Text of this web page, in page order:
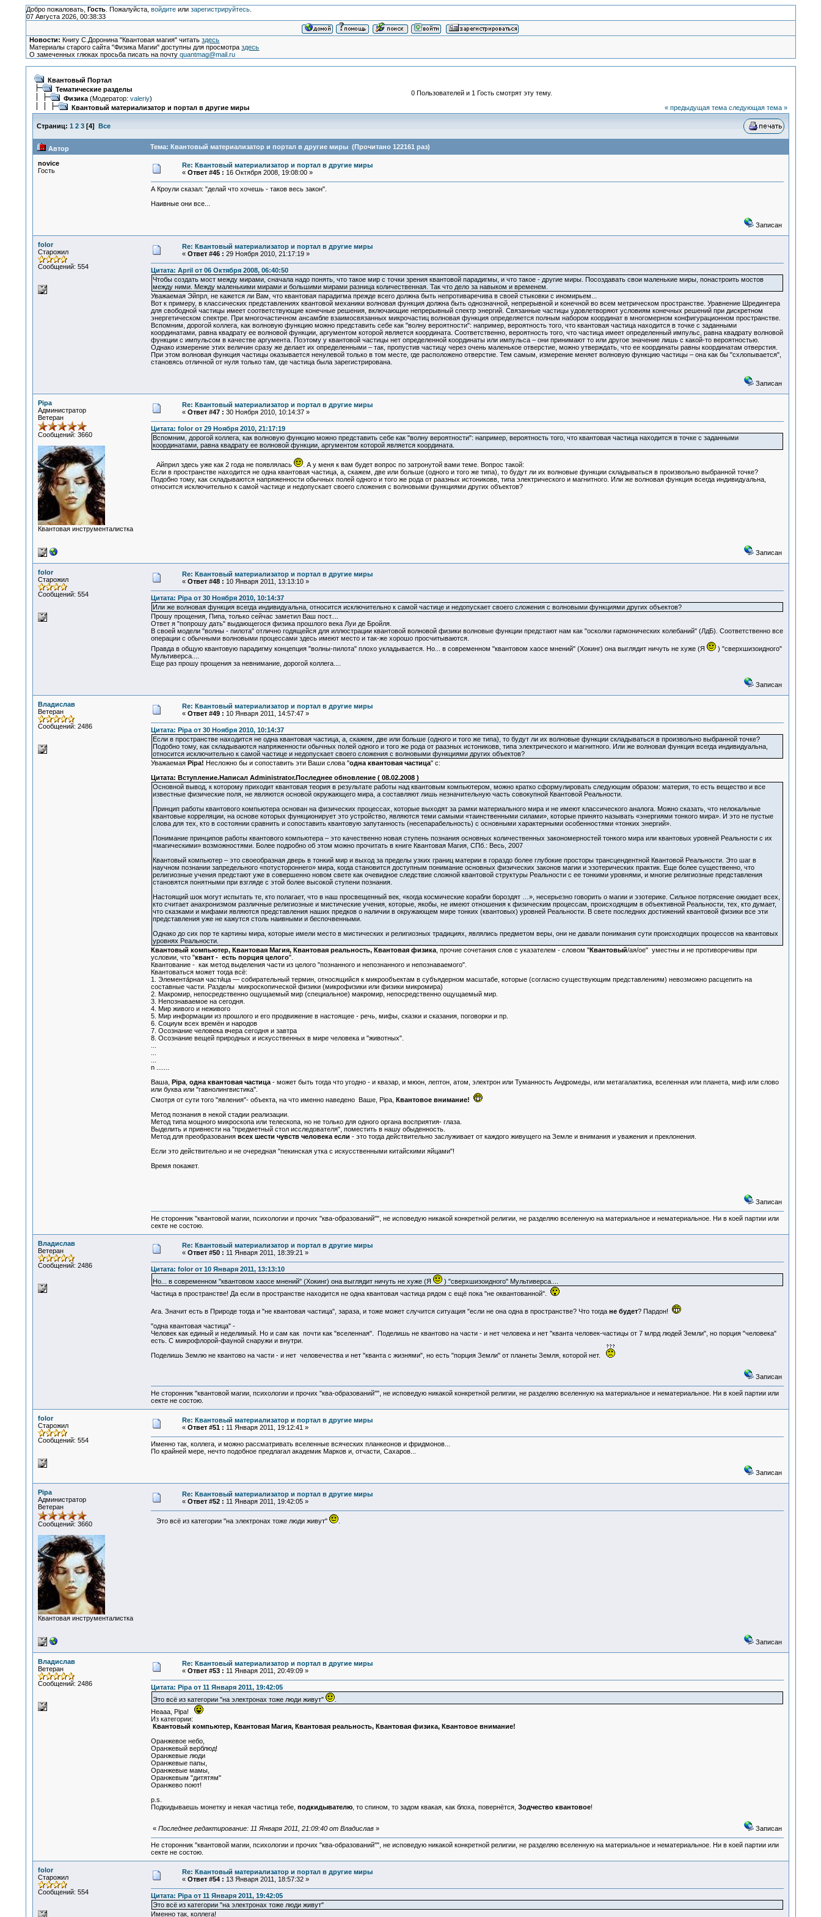
Добро пожаловать, Гость. Пожалуйста, войдитеили зарегистрируйтесь.
07 Августа 2026, 00:38:33
Новости: Книгу С.Доронина "Квантовая магия" читатьздесь
Материалы старого сайта "Физика Магии" доступны для просмотраздесь
О замеченных глюках просьба писать на почтуquantmag@mail.ru
Квантовый Портал
Тематические разделы
Физика(Модератор: valeriy)
Квантовый материализатор и портал в другие миры
0 Пользователей и 1 Гость смотрят эту тему.
« предыдущая тема следующая тема »
Страниц: 1 2 3[4] Все
Автор Тема: Квантовый материализатор и портал в другие миры (Прочитано 122161 раз)
novice
Гость
Re: Квантовый материализатор и портал в другие миры
« Ответ #45 : 16 Октября 2008, 19:08:00 »
А Кроули сказал: "делай что хочешь - таков весь закон".
Наивные они все...
Записан
folor
Старожил
Сообщений: 554
Re: Квантовый материализатор и портал в другие миры
« Ответ #46 : 29 Ноября 2010, 21:17:19 »
Цитата: April от 06 Октября 2008, 06:40:50
Чтобы создать мост между мирами, сначала надо понять, что такое мир с точки зрения квантовой парадигмы, и что такое - другие миры. Посоздавать свои маленькие миры, понастроить мостов
между ними. Между маленькими мирами и большими мирами разница количественная. Так что дело за навыком и временем.
Уважаемая Эйпрл, не кажется ли Вам, что квантовая парадигма прежде всего должна быть непротиваречива в своей стыковки с иномирьем...
Вот к примеру, в классических представлениях квантовой механики волновая функция должна быть однозначной, непрерывной и конечной во всем метрическом пространстве. Уравнение Шредингера
для свободной частицы имеет соответствующие конечные решения, включающие непрерывный спектр энергий. Связанные частицы удовлетворяют условиям конечных решений при дискретном
энергетическом спектре. При многочастичном ансамбле взаимосвязанных микрочастиц волновая функция определяется полным набором координат в многомерном конфигурационном пространстве.
Вспомним, дорогой коллега, как волновую функцию можно представить себе как "волну вероятности": например, вероятность того, что квантовая частица находится в точке с заданными
координатами, равна квадрату ее волновой функции, аргументом которой является координата. Соответственно, вероятность того, что частица имеет определенный импульс, равна квадрату волновой
функции с импульсом в качестве аргумента. Поэтому у квантовой частицы нет определенной координаты или импульса – они принимают то или другое значение лишь с какой-то вероятностью.
Однако измерение этих величин сразу же делает их определенными – так, пропустив частицу через очень маленькое отверстие, можно утверждать, что ее координаты равны координатам отверстия.
При этом волновая функция частицы оказывается ненулевой только в том месте, где расположено отверстие. Тем самым, измерение меняет волновую функцию частицы – она как бы "схлопывается",
становясь отличной от нуля только там, где частица была зарегистрирована.
Записан
Pipa
Администратор
Ветеран
Сообщений: 3660
Квантовая инструменталистка
Re: Квантовый материализатор и портал в другие миры
« Ответ #47 : 30 Ноября 2010, 10:14:37 »
Цитата: folor от 29 Ноября 2010, 21:17:19
Вспомним, дорогой коллега, как волновую функцию можно представить себе как "волну вероятности": например, вероятность того, что квантовая частица находится в точке с заданными
координатами, равна квадрату ее волновой функции, аргументом которой является координата.
Айприл здесь уже как 2 года не появлялась
. А у меня к вам будет вопрос по затронутой вами теме. Вопрос такой:
Если в пространстве находится не одна квантовая частица, а, скажем, две или больше (одного и того же типа), то будут ли их волновые функции складываться в произвольно выбранной точке?
Подобно тому, как складываются напряженности обычных полей одного и того же рода от раазных истониковв, типа электрического и магнитного. Или же волновая функция всегда индивидуальна,
относится исключительно к самой частице и недопускает своего сложения с волновыми функциями других объектов?
Записан
folor
Старожил
Сообщений: 554
Re: Квантовый материализатор и портал в другие миры
« Ответ #48 : 10 Января 2011, 13:13:10 »
Цитата: Pipa от 30 Ноября 2010, 10:14:37
Или же волновая функция всегда индивидуальна, относится исключительно к самой частице и недопускает своего сложения с волновыми функциями других объектов?
Прошу прощения, Пипа, только сейчас заметил Ваш пост....
Ответ я "попрошу дать" выдающегося физика прошлого века Луи де Бройля.
В своей модели "волны - пилота" отлично годящейся для иллюстрации квантовой волновой физики волновые функции предстают нам как "осколки гармонических колебаний" (ЛдБ). Соответственно все
операции с обычными волновыми процессами здесь имеют место и так-же хорошо просчитываются.
Правда в общую квантовую парадигму концепция "волны-пилота" плохо укладывается. Но... в современном "квантовом хаосе мнений" (Хокинг) она выглядит ничуть не хуже (Я
) "сверхшизоидного"
Мультиверса....
Еще раз прошу прощения за невнимание, дорогой коллега....
Записан
Владислав
Ветеран
Сообщений: 2486
Re: Квантовый материализатор и портал в другие миры
« Ответ #49 : 10 Января 2011, 14:57:47 »
Цитата: Pipa от 30 Ноября 2010, 10:14:37
Если в пространстве находится не одна квантовая частица, а, скажем, две или больше (одного и того же типа), то будут ли их волновые функции складываться в произвольно выбранной точке?
Подобно тому, как складываются напряженности обычных полей одного и того же рода от раазных истониковв, типа электрического и магнитного. Или же волновая функция всегда индивидуальна,
относится исключительно к самой частице и недопускает своего сложения с волновыми функциями других объектов?
Уважаемая Pipa! Несложно бы и сопоставить эти Ваши слова "одна квантовая частица" с:
Цитата: Вступление.Написал Administrator.Последнее обновление ( 08.02.2008 )
Основной вывод, к которому приходит квантовая теория в результате работы над квантовым компьютером, можно кратко сформулировать следующим образом: материя, то есть вещество и все
известные физические поля, не являются основой окружающего мира, а составляют лишь незначительную часть совокупной Квантовой Реальности.
Принцип работы квантового компьютера основан на физических процессах, которые выходят за рамки материального мира и не имеют классического аналога. Можно сказать, что нелокальные
квантовые корреляции, на основе которых функционирует это устройство, являются теми самыми «таинственными силами», которые принято называть «энергиями тонкого мира». И это не пустые
слова для тех, кто в состоянии сравнить и сопоставить квантовую запутанность (несепарабельность) с основными характерными особенностями «тонких энергий».
Понимание принципов работы квантового компьютера – это качественно новая ступень познания основных количественных закономерностей тонкого мира или квантовых уровней Реальности с их
«магическими» возможностями. Более подробно об этом можно прочитать в книге Квантовая Магия, СПб.: Весь, 2007
Квантовый компьютер – это своеобразная дверь в тонкий мир и выход за пределы узких границ материи в гораздо более глубокие просторы трансцендентной Квантовой Реальности. Это шаг в
научном познании запредельного «потустороннего» мира, когда становится доступным понимание основных физических законов магии и эзотерических практик. Еще более существенно, что
религиозные учения предстают уже в совершенно новом свете как очевидное следствие сложной квантовой структуры Реальности с ее тонкими уровнями, и многие религиозные представления
становятся понятными при взгляде с этой более высокой ступени познания.
Настоящий шок могут испытать те, кто полагает, что в наш просвещенный век, «когда космические корабли бороздят …», несерьезно говорить о магии и эзотерике. Сильное потрясение ожидает всех,
кто считает анахронизмом различные религиозные и мистические учения, которые, якобы, не имеют отношения к физическим процессам, происходящим в объективной Реальности, тех, кто думает,
что сказками и мифами являются представления наших предков о наличии в окружающем мире тонких (квантовых) уровней Реальности. В свете последних достижений квантовой физики все эти
представления уже не кажутся столь наивными и беспочвенными.
Однако до сих пор те картины мира, которые имели место в мистических и религиозных традициях, являлись предметом веры, они не давали понимания сути происходящих процессов на квантовых
уровнях Реальности.
Квантовый компьютер, Квантовая Магия, Квантовая реальность, Квантовая физика, прочие сочетания слов с указателем - словом "Квантовый/ая/ое" уместны и не противоречивы при
условии, что "квант - есть порция целого".
Квантование - как метод выделения части из целого "познанного и непознанного и непознаваемого".
Квантоваться может тогда всё:
1. Элемента́рная части́ца — собирательный термин, относящийся к микрообъектам в субъядерном масштабе, которые (согласно существующим представлениям) невозможно расщепить на
составные части. Разделы микроскопической физики (микрофизики или физики микромира)
2. Макромир, непосредственно ощущаемый мир (специальное) макромир, непосредственно ощущаемый мир.
3. Непознаваемое на сегодня.
4. Мир живого и неживого
5. Мир информации из прошлого и его продвижение в настоящее - речь, мифы, сказки и сказания, поговорки и пр.
6. Социум всех времён и народов
7. Осознание человека вчера сегодня и завтра
8. Осознание вещей природных и искусственных в мире человека и "животных".
n .......
Ваша,
Pipa, одна квантовая частица- может быть тогда что угодно - и квазар, и мюон, лептон, атом, электрон или Туманность Андромеды, или метагалактика, вселенная или планета, миф или слово
или буква или "гавнолингвистика".
Смотря от сути того "явления"- объекта, на что именно наведено Ваше, Pipa,
Квантовое внимание!
Метод познания в некой стадии реализации.
Метод типа мощного микроскопа или телескопа, но не только для одного органа восприятия- глаза.
Выделить и привнести на "предметный стол исследователя", поместить в нашу обыденность.
Метод для преобразования всех шести чувств человека если - это тогда действительно заслуживает от каждого живущего на Земле и внимания и уважения и преклонения.
Если это действительно и не очередная "пекинская утка с искусственными китайскими яйцами"!
Время покажет.
Записан
Не сторонник "квантовой магии, психологии и прочих "ква-образований"", не исповедую никакой конкретной религии, не разделяю вселенную на материальное и нематериальное. Ни в коей партии или
секте не состою.
Владислав
Ветеран
Сообщений: 2486
Re: Квантовый материализатор и портал в другие миры
« Ответ #50 : 11 Января 2011, 18:39:21 »
Цитата: folor от 10 Января 2011, 13:13:10
Но... в современном "квантовом хаосе мнений" (Хокинг) она выглядит ничуть не хуже (Я
) "сверхшизоидного" Мультиверса....
Частица в пространстве! Да если в пространстве находится не одна квантовая частица рядом с ещё пока "не оквантованной".
Ага. Значит есть в Природе тогда и "не квантовая частица", зараза, и тоже может случится ситуация "если не она одна в пространстве? Что тогда не будет? Пардон!
"одна квантовая частица" -
Человек как единый и неделимый. Но и сам как почти как "вселенная". Поделишь не квантово на части - и нет человека и нет "кванта человек-частицы от 7 млрд людей Земли", но порция "человека"
есть. С микрофлорой-фауной снаружи и внутри.
Поделишь Землю не квантово на части - и нет человечества и нет "кванта с жизнями", но есть "порция Земли" от планеты Земля, которой нет.
Записан
Не сторонник "квантовой магии, психологии и прочих "ква-образований"", не исповедую никакой конкретной религии, не разделяю вселенную на материальное и нематериальное. Ни в коей партии или
секте не состою.
folor
Старожил
Сообщений: 554
Re: Квантовый материализатор и портал в другие миры
« Ответ #51 : 11 Января 2011, 19:12:41 »
Именно так, коллега, и можно рассматривать вселенные всяческих планкеонов и фридмонов...
По крайней мере, нечто подобное предлагал академик Марков и, отчасти, Сахаров...
Записан
Pipa
Администратор
Ветеран
Сообщений: 3660
Квантовая инструменталистка
Re: Квантовый материализатор и портал в другие миры
« Ответ #52 : 11 Января 2011, 19:42:05 »
Это всё из категории "на электронах тоже люди живут" .
Записан
Владислав
Ветеран
Сообщений: 2486
Re: Квантовый материализатор и портал в другие миры
« Ответ #53 : 11 Января 2011, 20:49:09 »
Цитата: Pipa от 11 Января 2011, 19:42:05
Это всё из категории "на электронах тоже люди живут"
.
Неааа, Pipa!
Из категории:
Квантовый компьютер, Квантовая Магия, Квантовая реальность, Квантовая физика, Квантовое внимание!
Оранжевое небо,
Оранжевый верблюд!
Оранжевые люди
Оранжевые папы,
Оранжевые мамы,
Оранжевым "дитятям"
Оранжево поют!
p.s.
Подкидываешь монетку и некая частица тебе, подкидывателю, то спином, то задом квакая, как блоха, повернётся, Зодчество квантовое!
« Последнее редактирование: 11 Января 2011, 21:09:40 от Владислав» Записан
Не сторонник "квантовой магии, психологии и прочих "ква-образований"", не исповедую никакой конкретной религии, не разделяю вселенную на материальное и нематериальное. Ни в коей партии или
секте не состою.
folor
Старожил
Сообщений: 554
Re: Квантовый материализатор и портал в другие миры
« Ответ #54 : 13 Января 2011, 18:57:32 »
Цитата: Pipa от 11 Января 2011, 19:42:05
Это всё из категории "на электронах тоже люди живут"
Именно так, коллега!